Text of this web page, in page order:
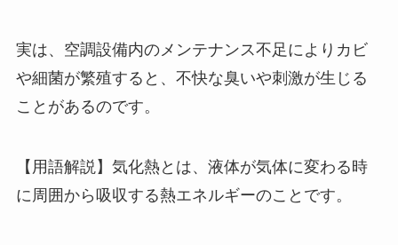
実は、空調設備内のメンテナンス不足によりカビ
や細菌が繁殖すると、不快な臭いや刺激が生じる
ことがあるのです。
【用語解説】気化熱とは、液体が気体に変わる時
に周囲から吸収する熱エネルギーのことです。